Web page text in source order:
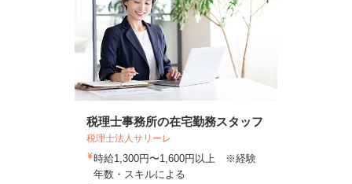
税理士事務所の在宅勤務スタッフ
税理士法人サリーレ
時給1,300円〜1,600円以上 ※経験
年数・スキルによる